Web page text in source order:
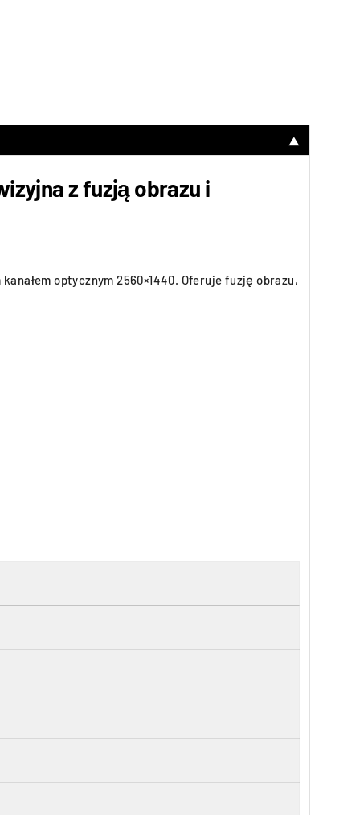
▼
z fuzją obrazu i
optycznym 2560×1440. Oferuje fuzję obrazu,